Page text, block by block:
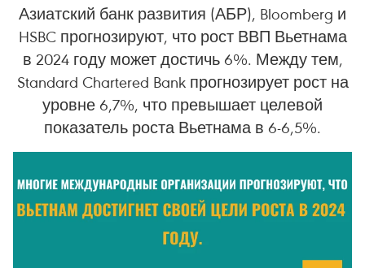
Азиатский банк развития (АБР), Bloomberg и
HSBC прогнозируют, что рост ВВП Вьетнама
в 2024 году может достичь 6%. Между тем,
Standard Chartered Bank прогнозирует рост на
уровне 6,7%, что превышает целевой
показатель роста Вьетнама в 6-6,5%.